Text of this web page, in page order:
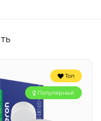
Топ
Популярный